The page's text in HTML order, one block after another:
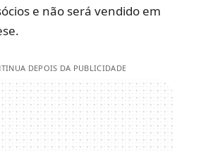
e não será vendido em
DEPOIS DA PUBLICIDADE